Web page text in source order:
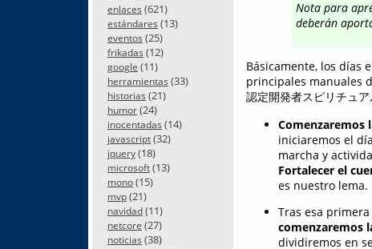
enlaces (621)
estándares (13)
eventos (25)
frikadas (12)
google (11)
herramientas (33)
historias (21)
humor(24)
inocentadas (14)
javascript(32)
jquery(18)
microsoft(13)
mono(15)
mvp(21)
navidad(11)
netcore (27)
noticias (38)
Nota para
deberán
Básicamente, los días
principales manuales
認定開発者スピリチュ
Comenzaremos
iniciaremos el
marcha y
Fortalecer el
es nuestro lema.
Tras esa
comenzaremos
dividiremos en